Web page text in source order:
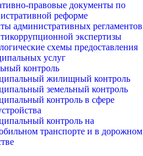
правовые документы по
реформе
административных регламентов
экспертизы
схемы предоставления
услуг
контроль
жилищный контроль
земельный контроль
контроль в сфере
контроль на
транспорте и в дорожном